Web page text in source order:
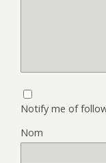
Notify me of
Nom